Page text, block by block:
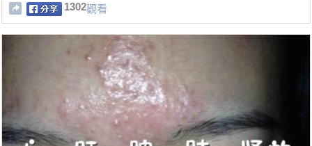
1302觀看